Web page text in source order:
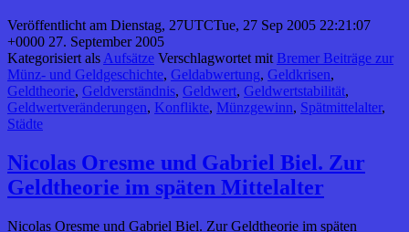
Veröffentlicht am Dienstag, 27UTCTue, 27 Sep 2005 22:21:07
+0000 27. September 2005
Kategorisiert alsAufsätze Verschlagwortet mit Bremer Beiträge zur
Münz- und Geldgeschichte, Geldabwertung, Geldkrisen,
Geldtheorie, Geldverständnis, Geldwert, Geldwertstabilität,
Geldwertveränderungen, Konflikte, Münzgewinn, Spätmittelalter,
Städte
Nicolas Oresme und Gabriel Biel. Zur
Geldtheorie im späten Mittelalter
Nicolas Oresme und Gabriel Biel. Zur Geldtheorie im späten